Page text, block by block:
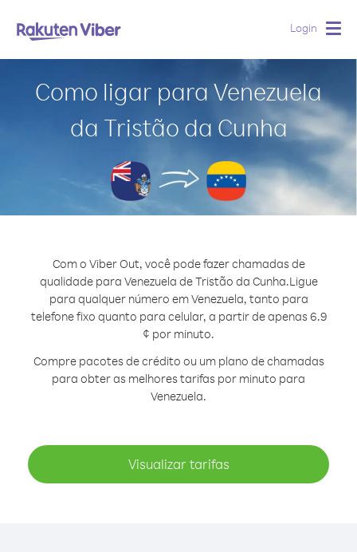
Login
Como ligar para Venezuela
da Tristão da Cunha
Com o Viber Out, você pode fazer chamadas de
qualidade para Venezuela de Tristão da Cunha.Ligue
para qualquer número em Venezuela, tanto para
telefone fixo quanto para celular, a partir de apenas 6.9
¢ por minuto.
Compre pacotes de crédito ou um plano de chamadas
para obter as melhores tarifas por minuto para
Venezuela.
Visualizar tarifas